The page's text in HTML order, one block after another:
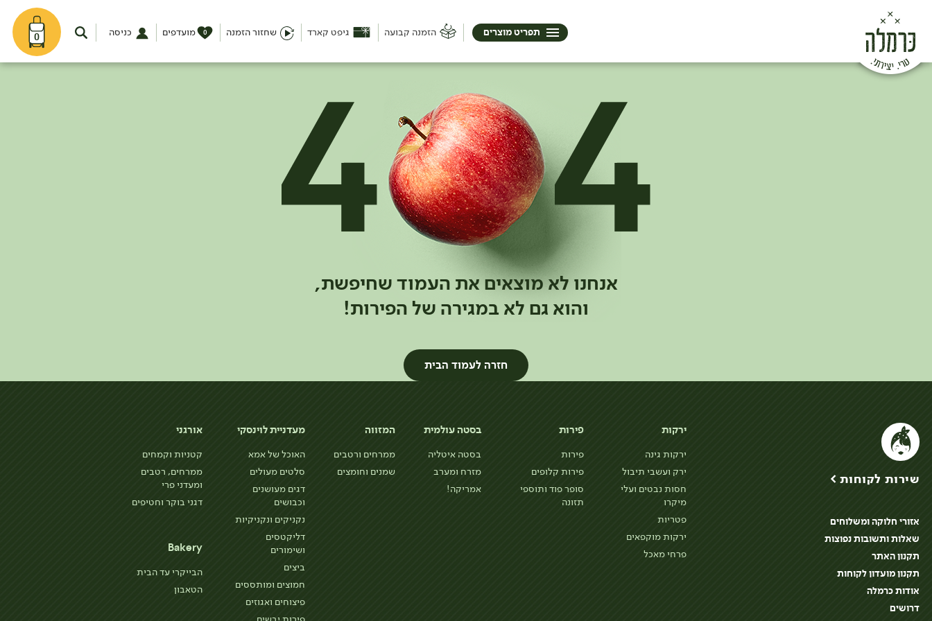
0 הזמנה קבועה גיפט קארד שחזור הזמנה מועדפים 0 כניסה תפריט מוצרים
אנחנו לא מוצאים את העמוד שחיפשת,
והוא גם לא במגירה של הפירות!
חזרה לעמוד הבית
ירקות
ירקות גינה
ירק ועשבי תיבול
חסות נבטים ועלי
מיקרו
פטריות
ירקות מוקפאים
פרחי מאכל
פירות
פירות
פירות קלופים
סופר פוד ותוספי
תזונה
בסטה עולמית
בסטה איטליה
מזרח ומערב
אמריקה!
המזווה
ממרחים ורטבים
שמנים וחומצים
מעדניית לוינסקי
האוכל של אמא
סלטים מעולים
דגים מעושנים
וכבושים
נקניקים ונקניקיות
דליקטסים
ושימורים
ביצים
חמוצים ומותססים
פיצוחים ואגוזים
אורגני
קטניות וקמחים
ממרחים, רטבים
ומעדני פרי
דגני בוקר וחטיפים
Bakery
הבייקרי עד הבית
הטאבון
שירות לקוחות >
אזורי חלוקה ומשלוחים
שאלות ותשובות נפוצות
תקנון האתר
תקנון מועדון לקוחות
אודות כרמלה
דרושים